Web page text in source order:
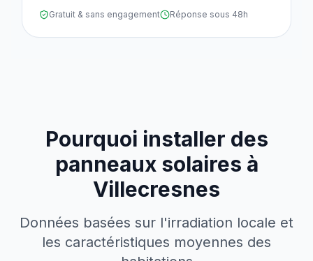
Gratuit & sans engagement Réponse sous 48h
Pourquoi installer des
panneaux solaires à
Villecresnes
Données basées sur l'irradiation locale et
les caractéristiques moyennes des